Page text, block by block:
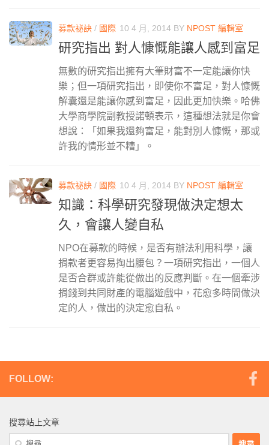
募款祕訣 / 國際 10 4 月, 2014 BY NPOST 編輯室
研究指出 對人慷慨能讓人感到富足
無數的研究指出擁有大筆財富不一定能讓你快
樂；但一項研究指出，即使你不富足，對人慷慨
解囊還是能讓你感到富足，因此更加快樂。哈佛
大學商學院副教授諾頓表示，這種想法就是你會
想說：「如果我還夠富足，能對別人慷慨，那或
許我的情形並不糟」。
募款祕訣 / 國際 10 4 月, 2014 BY NPOST 編輯室
知識：科學研究發現做決定想太
久，會讓人變自私
NPO在募款的時候，是否有辦法利用科學，讓
捐款者更容易掏出腰包？一項研究指出，一個人
是否合群或許能從做出的反應判斷。在一個牽涉
捐錢到共同財產的電腦遊戲中，花愈多時間做決
定的人，做出的決定愈自私。
FOLLOW:
搜尋站上文章
搜